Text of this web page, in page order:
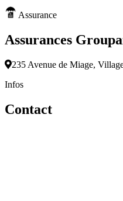
Assurance
Assurances
235 Avenue de Miage,
Infos
Contact